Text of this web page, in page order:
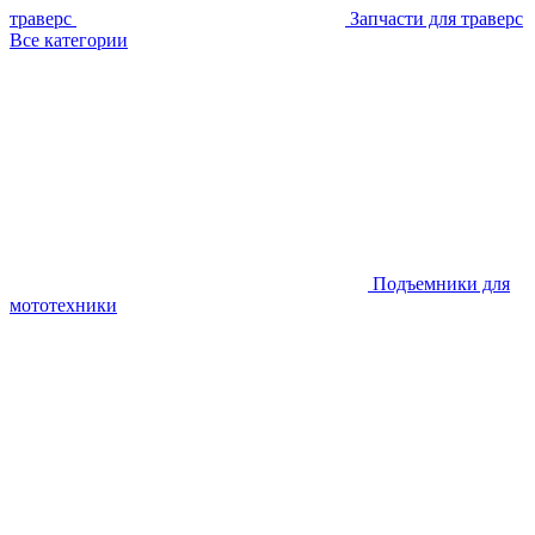
траверс
Запчасти для траверс
Все категории
Подъемники для
мототехники